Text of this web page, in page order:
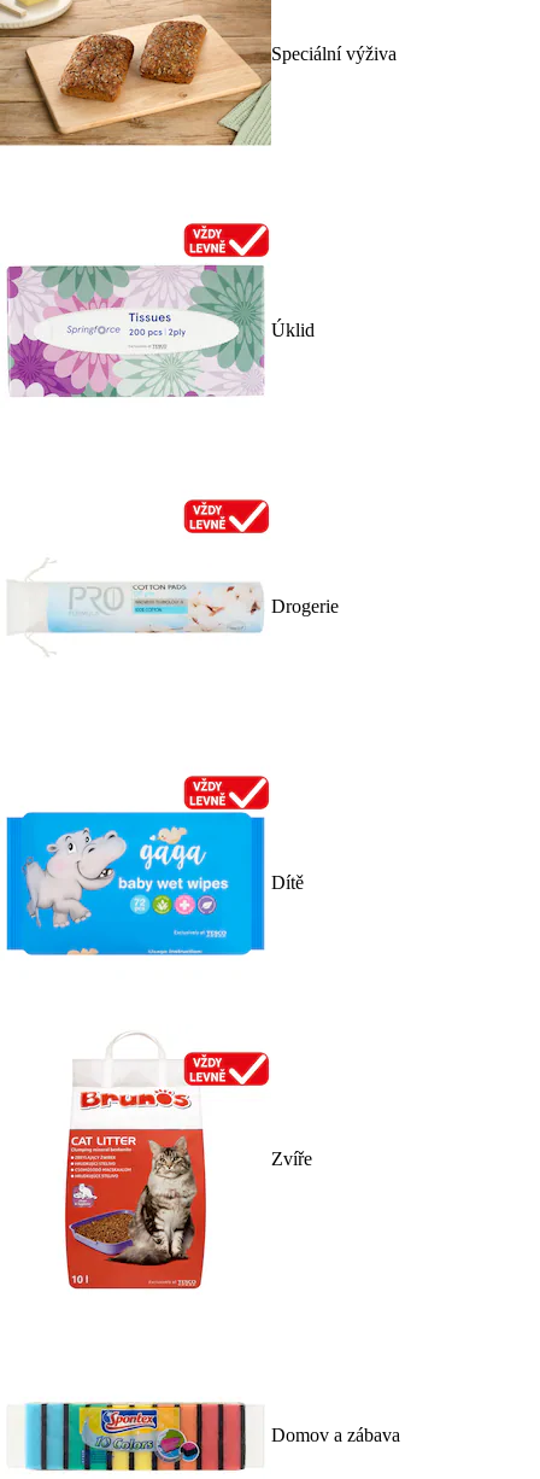
Speciální výživa
Úklid
Drogerie
Dítě
Zvíře
Domov a zábava